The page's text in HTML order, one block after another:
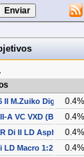
II M.Zuiko Digital0.4%
A VC VXD (B061)0.4%
Di II LD Aspherical0.4%
LD Macro 1:2 0.4%